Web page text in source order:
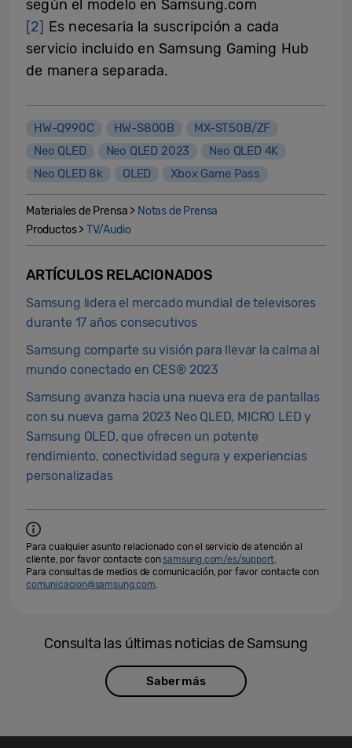
según el modelo en Samsung.com
[2] Es necesaria la suscripción a cada
servicio incluido en Samsung Gaming Hub
de manera separada.
HW-Q990C HW-S800B
MX-ST50B/ZF
Neo QLED
Neo QLED 2023
Neo QLED 4K
Neo QLED 8k
OLED Xbox Game Pass
Materiales de Prensa > Notas de Prensa
Productos >TV/Audio
ARTÍCULOS RELACIONADOS
Samsung lidera el mercado mundial de televisores
durante 17 años consecutivos
Samsung comparte su visión para llevar la calma al
mundo conectado en CES® 2023
Samsung avanza hacia una nueva era de pantallas
con su nueva gama 2023 Neo QLED, MICRO LED y
Samsung OLED, que ofrecen un potente
rendimiento, conectividad segura y experiencias
personalizadas
Para cualquier asunto relacionado con el servicio de atención al
cliente, por favor contacte consamsung.com/es/support.
Para consultas de medios de comunicación, por favor contacte con
comunicacion@samsung.com.
Consulta las últimas noticias de Samsung
Saber más